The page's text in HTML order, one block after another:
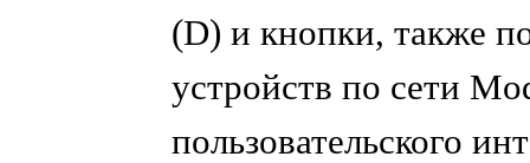
(D) и кнопки, также
устройств по сети
пользовательского